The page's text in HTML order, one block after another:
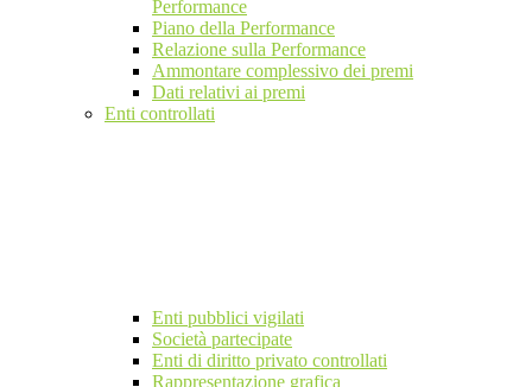
Performance
Piano della Performance
Relazione sulla Performance
Ammontare complessivo dei premi
Dati relativi ai premi
Enti controllati
Enti pubblici vigilati
Società partecipate
Enti di diritto privato controllati
Rappresentazione grafica